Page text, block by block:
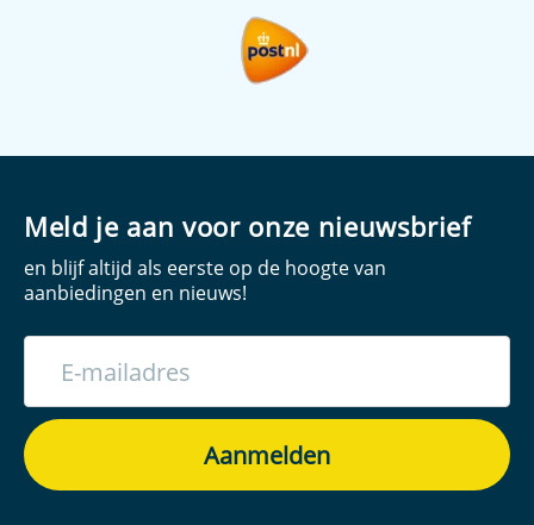
Meld je aan voor onze nieuwsbrief
en blijf altijd als eerste op de hoogte van
aanbiedingen en nieuws!